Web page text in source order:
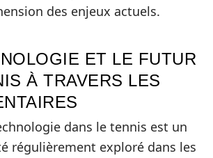
des enjeux actuels.
ET LE FUTUR
À TRAVERS LES
dans le tennis est un
régulièrement exploré dans les